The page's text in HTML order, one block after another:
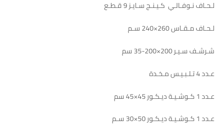
لـحـاف نـوفـالـي كـيـنـج سـايـز 9 قـطـع
لـحـاف مـقـاس 260×240 سـم
شـرشـف سـيـر 200×200-35 سم
عـدد 4 تـلـبـيـس مـخـدة
عـدد 1 كـوشـيـة ديـكـور 45×45 سم
عـدد 1 كـوشـيـة ديـكـور 50×30 سـم